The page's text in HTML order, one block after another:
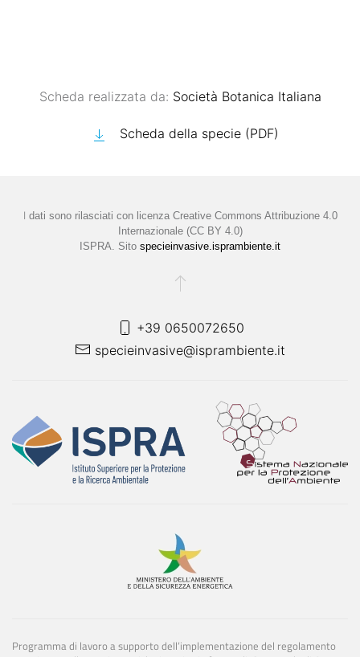
Scheda realizzata da: Società Botanica Italiana
Scheda della specie (PDF)
I dati sono rilasciati con licenza Creative Commons Attribuzione 4.0
Internazionale (CC BY 4.0)
ISPRA. Sito specieinvasive.isprambiente.it
+39 0650072650
specieinvasive@isprambiente.it
Programma di lavoro a supporto dell’implementazione del regolamento